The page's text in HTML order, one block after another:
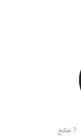
7 متابع